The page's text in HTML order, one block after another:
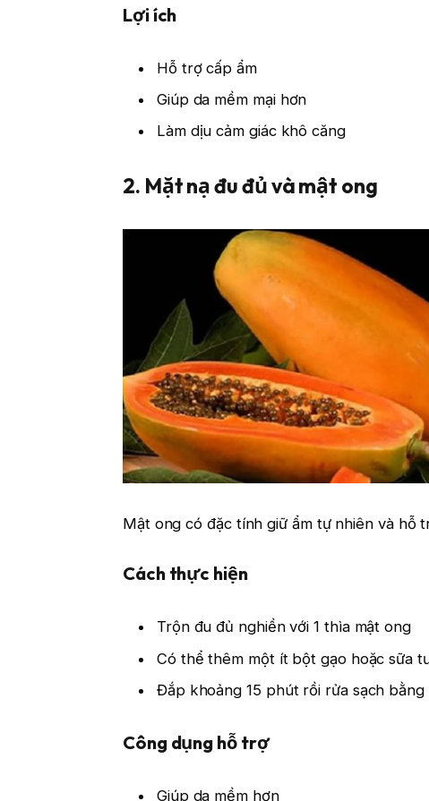
Lợi ích
Hỗ trợ cấp ẩm
Giúp da mềm mại hơn
Làm dịu cảm giác khô căng
2. Mặt nạ đu đủ và mật ong
Mật ong có đặc tính giữ ẩm tự nhiên và hỗ
Cách thực hiện
Trộn đu đủ nghiền với 1 thìa mật ong
Có thể thêm một ít bột gạo hoặc sữa
Đắp khoảng 15 phút rồi rửa sạch bằng
Công dụng hỗ trợ
Giúp da mềm hơn